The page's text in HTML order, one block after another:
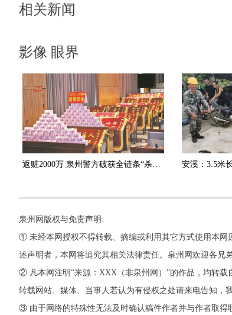
相关新闻
影像 眼界
返赃2000万 泉州警方破获全链条“杀猪盘”诈骗团伙
泉州网版权与免责声明:
① 未经本网授权不得转载、摘编或利用其它方式使用本网
述声明者，本网将追究其相关法律责任。泉州网欢迎各兄
② 凡本网注明“来源：XXX（非泉州网）”的作品，均转
转载网站、媒体、当事人若认为有侵权之处请来电告知，
③ 由于网络的特殊性无法及时确认稿件作者并与作者取得